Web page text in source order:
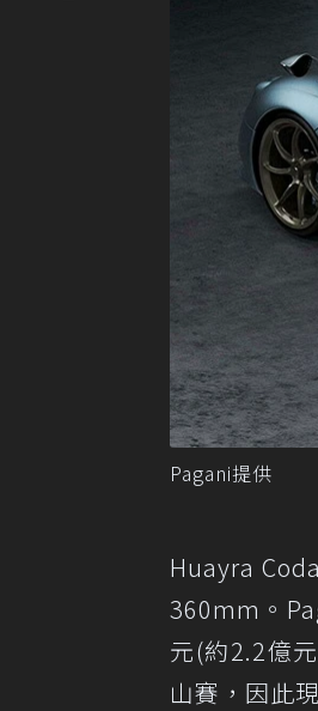
Pagani提供
Huayra
360mm。
元(約2.2億
山賽，因此